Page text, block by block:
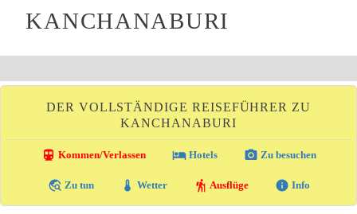
KANCHANABURI
DER VOLLSTÄNDIGE REISEFÜHRER ZU
KANCHANABURI
directions_transit Kommen/Verlassen local_hotelHotels photo_camera Zu besuchen
travel_explore Zu tun thermostat Wetter hiking Ausflüge info Info